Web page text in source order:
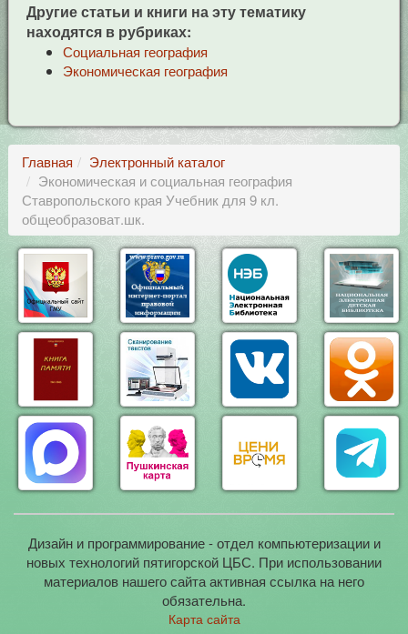
Другие статьи и книги на эту тематику
находятся в рубриках:
Социальная география
Экономическая география
Главная
Электронный каталог
Экономическая и социальная география
Ставропольского края Учебник для 9 кл.
общеобразоват.шк.
Дизайн и программирование - отдел компьютеризации и
новых технологий пятигорской ЦБС. При использовании
материалов нашего сайта активная ссылка на него
обязательна.
Карта сайта